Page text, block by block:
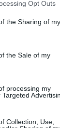
usage
Google and its
specified
Opt Outs
the Sharing of my
the Sale of my
processing my
Collection, Use,
jeg utnytte,
allerede
med det
og klarer
men likevel